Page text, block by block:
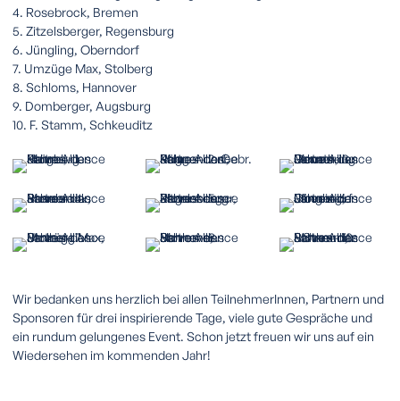
4. Rosebrock, Bremen
5. Zitzelsberger, Regensburg
6. Jüngling, Oberndorf
7. Umzüge Max, Stolberg
8. Schloms, Hannover
9. Domberger, Augsburg
10. F. Stamm, Schkeuditz
Wir bedanken uns herzlich bei allen TeilnehmerInnen, Partnern und
Sponsoren für drei inspirierende Tage, viele gute Gespräche und
ein rundum gelungenes Event. Schon jetzt freuen wir uns auf ein
Wiedersehen im kommenden Jahr!